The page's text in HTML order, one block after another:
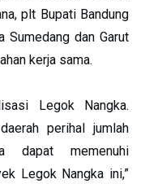
plt Bupati Bandung
Sumedang dan Garut
kerja sama.
Legok Nangka.
perihal jumlah
dapat memenuhi
Legok Nangka ini,”